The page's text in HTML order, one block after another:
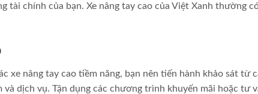
tài chính của bạn. Xe nâng tay cao của Việt Xanh thường
xe nâng tay cao tiềm năng, bạn nên tiến hành khảo sát từ
dịch vụ. Tận dụng các chương trình khuyến mãi hoặc tư